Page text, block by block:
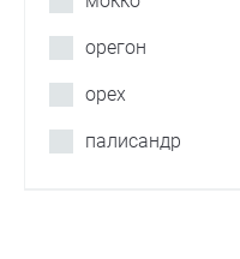
орегон
орех
палисандр